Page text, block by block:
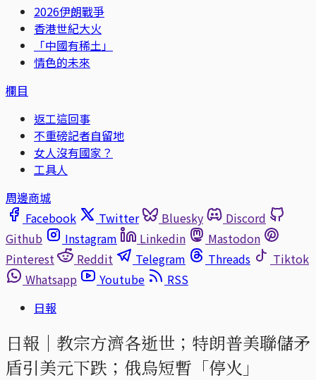
2026伊朗戰爭
香港世紀大火
「中國有稀土」
情色的未來
欄目
返工這回事
不重磅記者自留地
女人沒有國家？
工具人
周邊商城
Facebook
Twitter Bluesky
Discord
Github
Instagram Linkedin
Mastodon
Pinterest
Reddit Telegram Threads
Tiktok
Whatsapp
Youtube
RSS
日報
日報｜教宗方濟各逝世；特朗普美聯儲矛
盾引美元下跌；俄烏短暫「停火」